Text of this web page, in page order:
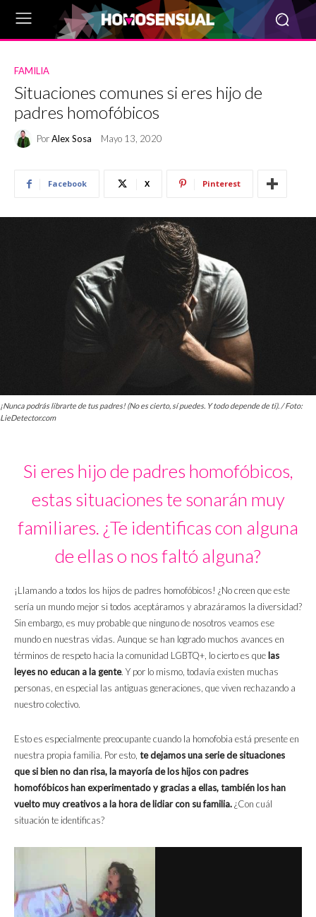
FAMILIA
Situaciones comunes si eres hijo de
padres homofóbicos
PorAlex Sosa Mayo 13, 2020
Facebook X Pinterest
¡Nunca podrás librarte de tus padres! (No es cierto, sí puedes. Y todo depende de ti). / Foto:
LieDetector.com
Si eres hijo de padres homofóbicos,
estas situaciones te sonarán muy
familiares. ¿Te identificas con alguna
de ellas o nos faltó alguna?
¡Llamando a todos los hijos de padres homofóbicos! ¿No creen que este
sería un mundo mejor si todos aceptáramos y abrazáramos la diversidad?
Sin embargo, es muy probable que ninguno de nosotros veamos ese
mundo en nuestras vidas. Aunque se han logrado muchos avances en
términos de respeto hacia la comunidad LGBTQ+, lo cierto es que las
leyes no educan a la gente. Y por lo mismo, todavía existen muchas
personas, en especial las antiguas generaciones, que viven rechazando a
nuestro colectivo.
Esto es especialmente preocupante cuando la homofobia está presente en
nuestra propia familia. Por esto, te dejamos una serie de situaciones
que si bien no dan risa, la mayoría de los hijos con padres
homofóbicos han experimentado y gracias a ellas, también los han
vuelto muy creativos a la hora de lidiar con su familia.¿Con cuál
situación te identificas?